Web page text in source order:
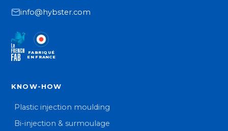
info@hybster.com
FABRIQUÉ
EN FRANCE
KNOW-HOW
Plastic injection moulding
Bi-injection & surmoulage